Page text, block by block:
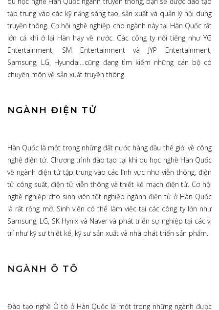
tập trung vào các kỹ năng sáng tạo, sản xuất và quản lý nội dung
truyền thông. Cơ hội nghề nghiệp cho ngành này tại Hàn Quốc rất
lớn cả khi ở lại Hàn hay về nước. Các công ty nổi tiếng như YG
Entertainment, SM Entertainment và JYP Entertainment,
Samsung, LG, Hyundai…cũng đang tìm kiếm những cán bộ có
chuyên môn về sản xuất truyền thông.
NGÀNH ĐIỆN TỬ
Hàn Quốc là một trong những đất nước hàng đầu thế giới về công
nghệ điện tử. Chương trình đào tạo tại khi du học nghề Hàn Quốc
về ngành điện tử tập trung vào các lĩnh vực như viễn thông, điện
tử công suất, điện tử viễn thông và thiết kế mạch điện tử. Cơ hội
nghề nghiệp cho sinh viên tốt nghiệp ngành điện tử ở Hàn Quốc
là rất rộng mở. Sinh viên có thể làm việc tại các công ty lớn như
Samsung, LG, SK Hynix và Naver và phát triển sự nghiệp tại các vị
trí như kỹ sư thiết kế, kỹ sư sản xuất và nhà phát triển sản phẩm.
NGÀNH Ô TÔ
Đào tạo nghề Ô tô ở Hàn Quốc là một trong những ngành được